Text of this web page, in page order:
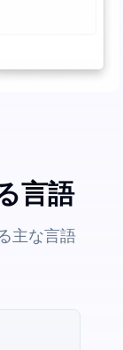
言語
主な言語